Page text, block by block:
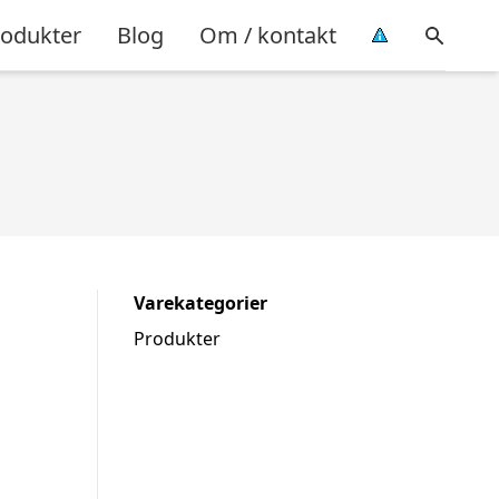
Blog Om / kontakt
Varekategorier
Produkter